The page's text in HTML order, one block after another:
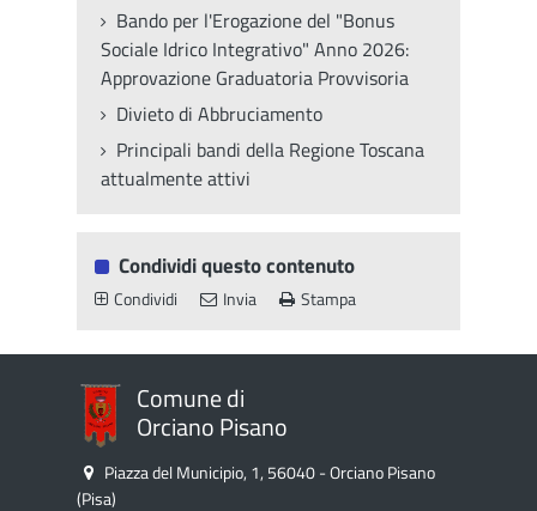
Bando per l'Erogazione del "Bonus
Sociale Idrico Integrativo" Anno 2026:
Approvazione Graduatoria Provvisoria
Divieto di Abbruciamento
Principali bandi della Regione Toscana
attualmente attivi
Condividi questo contenuto
Condividi Invia Stampa
Comune di
Orciano Pisano
Piazza del Municipio, 1, 56040 - Orciano Pisano
(Pisa)